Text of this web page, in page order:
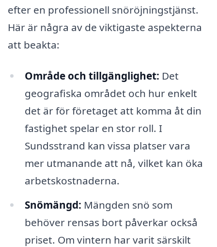
efter en professionell snöröjningstjänst.
Här är några av de viktigaste aspekterna
att beakta:
Område och tillgänglighet: Det
geografiska området och hur enkelt
det är för företaget att komma åt din
fastighet spelar en stor roll. I
Sundsstrand kan vissa platser vara
mer utmanande att nå, vilket kan öka
arbetskostnaderna.
Snömängd: Mängden snö som
behöver rensas bort påverkar också
priset. Om vintern har varit särskilt